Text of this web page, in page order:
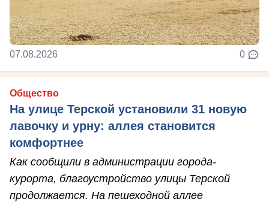
07.08.2026 0
Общество
На улице Терской установили 31 новую
лавочку и урну: аллея становится
комфортнее
Как сообщили в администрации города-
курорта, благоустройство улицы Терской
продолжается. На пешеходной аллее